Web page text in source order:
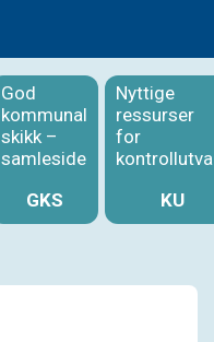
God
kommunal
skikk –
samleside
GKS
Nyttige
ressurser
for
KU